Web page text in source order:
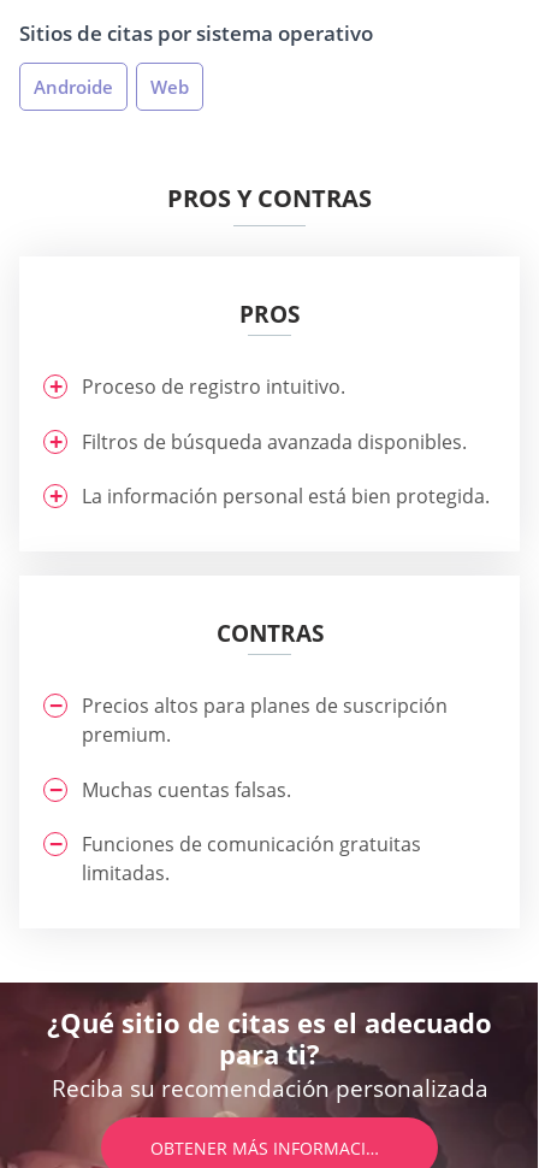
Sitios de citas por sistema operativo
Androide Web
PROS Y CONTRAS
PROS
Proceso de registro intuitivo.
Filtros de búsqueda avanzada disponibles.
La información personal está bien protegida.
CONTRAS
Precios altos para planes de suscripción
premium.
Muchas cuentas falsas.
Funciones de comunicación gratuitas
limitadas.
¿Qué sitio de citas es el adecuado
para ti?
Reciba su recomendación personalizada
OBTENER MÁS INFORMACIÓN